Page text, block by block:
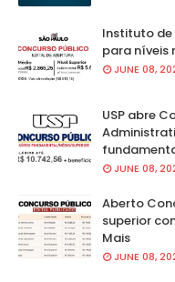
Instituto de
para níveis
JUNE 08,
USP abre
JUNE 08,
Aberto
superior
Mais
JUNE 08,